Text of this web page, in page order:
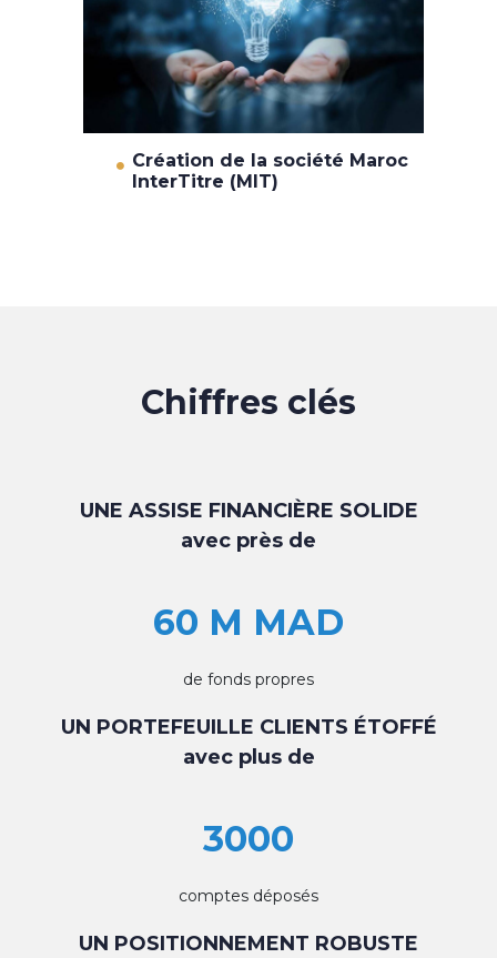
Création de la société Maroc
InterTitre (MIT)
Chiffres clés
UNE ASSISE FINANCIÈRE SOLIDE
avec près de
60 M MAD
de fonds propres
UN PORTEFEUILLE CLIENTS ÉTOFFÉ
avec plus de
3000
comptes déposés
UN POSITIONNEMENT ROBUSTE